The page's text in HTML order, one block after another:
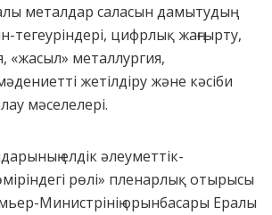
металдар саласын дамытудың
тегеуріндері, цифрлық жаңғырту,
«жасыл» металлургия,
жетілдіру және кәсіби
мәселелері.
елдік әлеуметтік-
рөлі» пленарлық отырысы
Министрінің орынбасары Ералы